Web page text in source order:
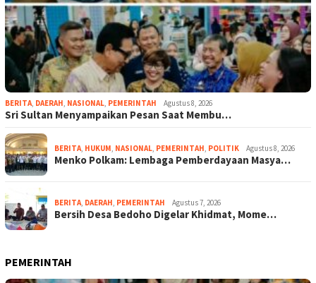
BERITA DAERAH NASIONAL PEMERINTAH Agustus 8, 2026
Sri Sultan Menyampaikan Pesan Saat Membu…
BERITA HUKUM NASIONAL PEMERINTAH POLITIK Agustus 8, 2026
Menko Polkam: Lembaga Pemberdayaan Masya…
BERITA DAERAH PEMERINTAH Agustus 7, 2026
Bersih Desa Bedoho Digelar Khidmat, Mome…
PEMERINTAH